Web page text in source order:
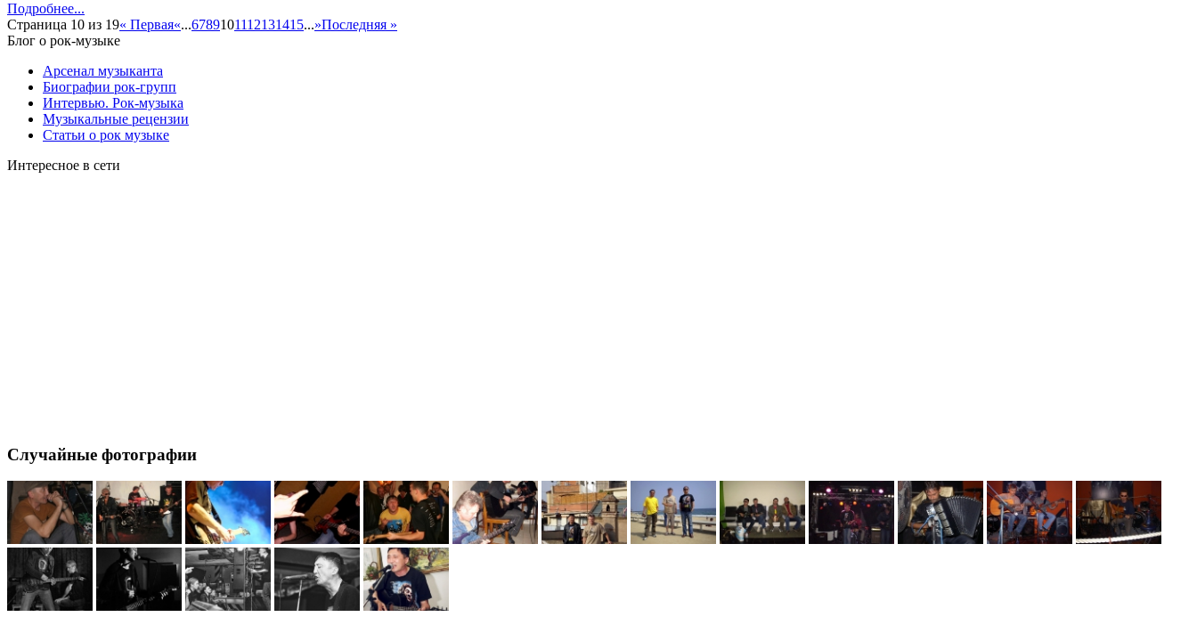
Подробнее...
Страница 10 из 19« Первая«...6789101112131415...»Последняя »
Блог о рок-музыке
Арсенал музыканта
Биографии рок-групп
Интервью. Рок-музыка
Музыкальные рецензии
Статьи о рок музыке
Интересное в сети
Случайные фотографии